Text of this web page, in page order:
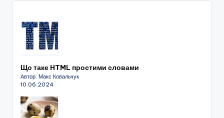
Що таке HTML простими словами
Автор: Макс Ковальчук
10.06.2024